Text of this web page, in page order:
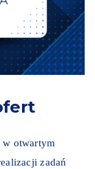
w otwartym
zadań